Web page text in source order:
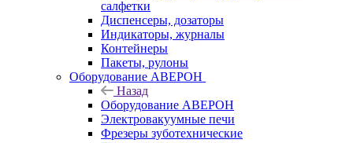
салфетки
Диспенсеры, дозаторы
Индикаторы, журналы
Контейнеры
Пакеты, рулоны
Оборудование АВЕРОН
Назад
Оборудование АВЕРОН
Электровакуумные печи
Фрезеры зуботехнические